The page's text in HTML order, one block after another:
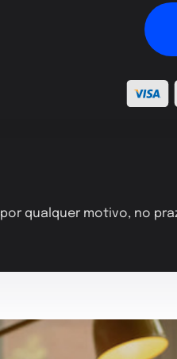
qualquer motivo, no